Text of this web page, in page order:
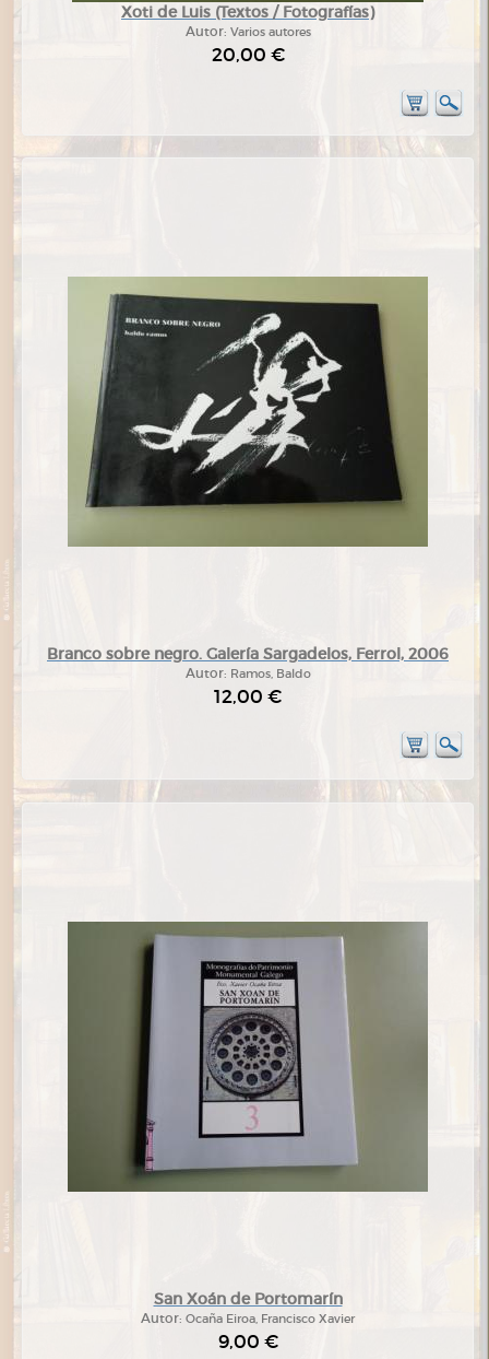
Xoti de Luis (Textos / Fotografías)
Autor: Varios autores
20,00 €
Branco sobre negro. Galería Sargadelos, Ferrol, 2006
Autor: Ramos, Baldo
12,00 €
San Xoán de Portomarín
Autor: Ocaña Eiroa, Francisco Xavier
9,00 €